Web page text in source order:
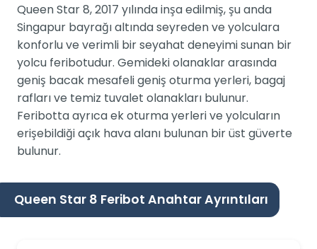
Queen Star 8, 2017 yılında inşa edilmiş, şu anda
Singapur bayrağı altında seyreden ve yolculara
konforlu ve verimli bir seyahat deneyimi sunan bir
yolcu feribotudur. Gemideki olanaklar arasında
geniş bacak mesafeli geniş oturma yerleri, bagaj
rafları ve temiz tuvalet olanakları bulunur.
Feribotta ayrıca ek oturma yerleri ve yolcuların
erişebildiği açık hava alanı bulunan bir üst güverte
bulunur.
Queen Star 8 Feribot Anahtar Ayrıntıları